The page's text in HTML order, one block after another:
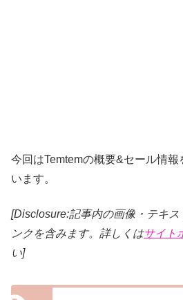
今回はTemtemの概要&セール情
います。
[Disclosure:記事内の画像・テキ
ンクを含みます。詳しくはサイト
い]